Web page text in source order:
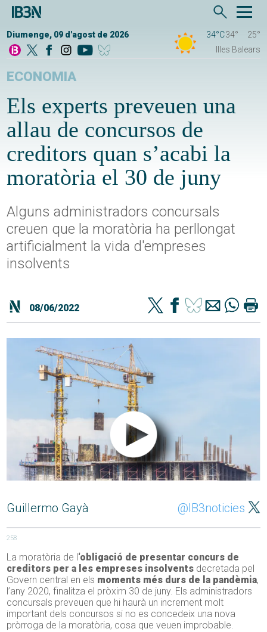
Diumenge, 09 d'agost de 2026 34°C34°
25°
Illes Balears
ECONOMIA
Els experts preveuen una
allau de concursos de
creditors quan s’acabi la
moratòria el 30 de juny
Alguns administradors concursals
creuen que la moratòria ha perllongat
artificialment la vida d'empreses
insolvents
08/06/2022
Guillermo Gayà @IB3noticies
258
La moratòria de l ‘obligació de presentar concurs de
creditors per a les empreses insolvents decretada pel
Govern central en els moments més durs de la pandèmia,
l’any 2020, finalitza el pròxim 30 de juny. Els administradors
concursals preveuen que hi haurà un increment molt
important dels concursos si no es concedeix una nova
pròrroga de la moratòria, cosa que veuen improbable.